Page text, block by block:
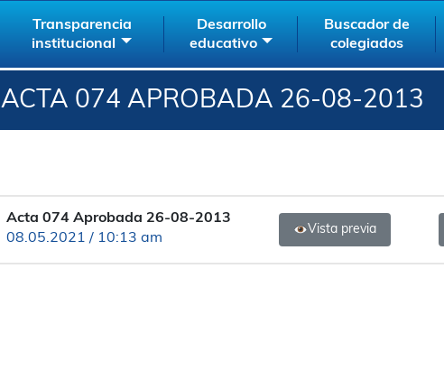
Transparencia
institucional
Desarrollo
educativo
Buscador de
colegiados
ACTA 074 APROBADA 26-08-2013
Acta 074 Aprobada 26-08-2013
08.05.2021 / 10:13 am
Vista previa